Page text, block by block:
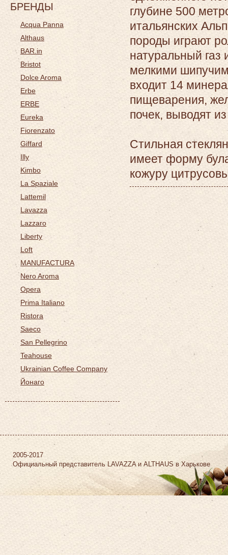
БРЕНДЫ
Acqua Panna
Althaus
BAR.in
Bristot
Dolce Aroma
Erbe
ERBE
Eureka
Fiorenzato
Giffard
Illy
Kimbo
La Spaziale
Lattemil
Lavazza
Lazzaro
Liberty
Loft
MANUFACTURA
Nero Aroma
Opera
Prima Italiano
Ristora
Saeco
San Pellegrino
Teahouse
Ukrainian Coffee Company
Йонаго
глубине 500
итальянских
породы играют
натуральный газ
мелкими
входит 14
пищеварения,
почек, выводят
Стильная
имеет форму
кожуру
2005-2017
Официальный представитель LAVAZZA и ALTHAUS в Харькове